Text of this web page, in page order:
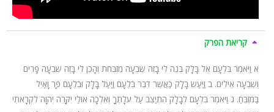
קריאת הפרק
א וַיֹּאמֶר בִּלְעָם אֶל בָּלָק בְּנֵה לִי בָזֶה שִׁבְעָה מִזְבְּחֹת וְהָכֵן לִי בָּזֶה שִׁבְעָה פָרִים
וְשִׁבְעָה אֵילִים. ב וַיַּעַשׂ בָּלָק כַּאֲשֶׁר דִּבֶּר בִּלְעָם וַיַּעַל בָּלָק וּבִלְעָם פָּר וָאַיִל
בַּמִּזְבֵּחַ. ג וַיֹּאמֶר בִּלְעָם לְבָלָק הִתְיַצֵּב עַל עֹלָתֶךָ וְאֵלְכָה אוּלַי יִקָּרֵה יְהוָה לִקְרָאתִי